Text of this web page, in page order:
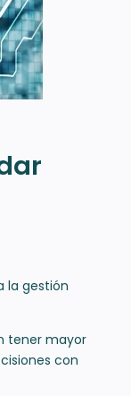
la gestión
tener mayor
con